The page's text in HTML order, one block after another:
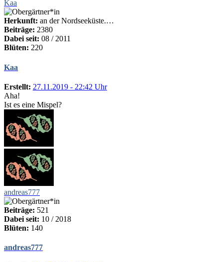
Kaa
Herkunft: an der Nordseeküste.…
Beiträge: 2380
Dabei seit: 08 / 2011
Blüten: 220
Kaa
Erstellt: 27.11.2019 - 22:42 Uhr
Aha!
Ist es eine Mispel?
andreas777
Beiträge: 521
Dabei seit: 10 / 2018
Blüten: 140
andreas777